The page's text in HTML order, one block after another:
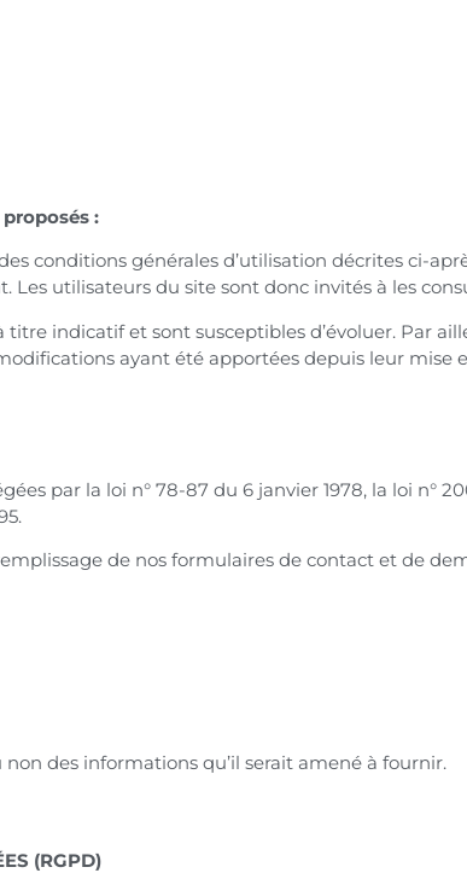
:
conditions générales d’utilisation décrites ci-
utilisateurs du site sont donc invités à les
indicatif et sont susceptibles d’évoluer. Par
ayant été apportées depuis leur mise
par la loi n° 78-87 du 6 janvier 1978, la loi n°
de nos formulaires de contact et de
des informations qu’il serait amené à fournir.
(RGPD)